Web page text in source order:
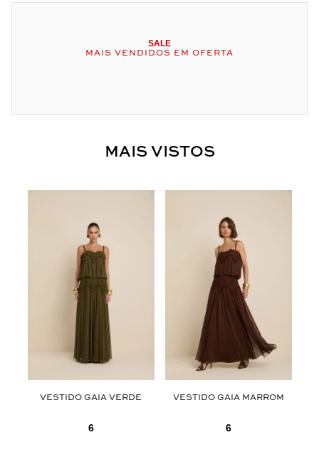
SALE
MAIS VENDIDOS EM OFERTA
MAIS VISTOS
VESTIDO GAIA VERDE
6
VESTIDO GAIA MARROM
6